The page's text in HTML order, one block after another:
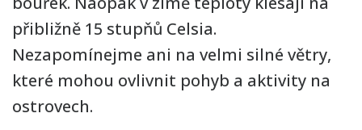
přibližně 15 stupňů Celsia.
Nezapomínejme ani na velmi silné větry,
které mohou ovlivnit pohyb a aktivity na
ostrovech.